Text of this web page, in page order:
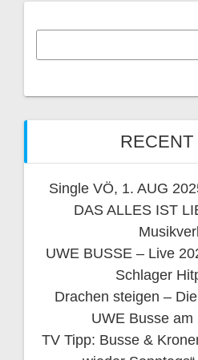
RECENT
Single VÖ, 1. AUG
DAS ALLES IST
UWE BUSSE – Live
Schlager
Drachen steigen –
UWE Busse am
TV Tipp: Busse &